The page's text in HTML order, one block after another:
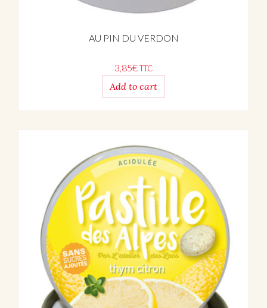
AU PIN DU VERDON
3,85€TTC
Add to cart